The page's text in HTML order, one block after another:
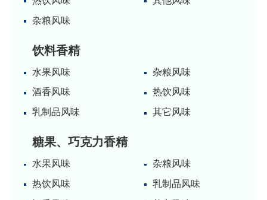
杂粮风味
饮料香精
水果风味
杂粮风味
酒香风味
热饮风味
乳制品风味
其它风味
糖果、巧克力香精
水果风味
杂粮风味
热饮风味
乳制品风味